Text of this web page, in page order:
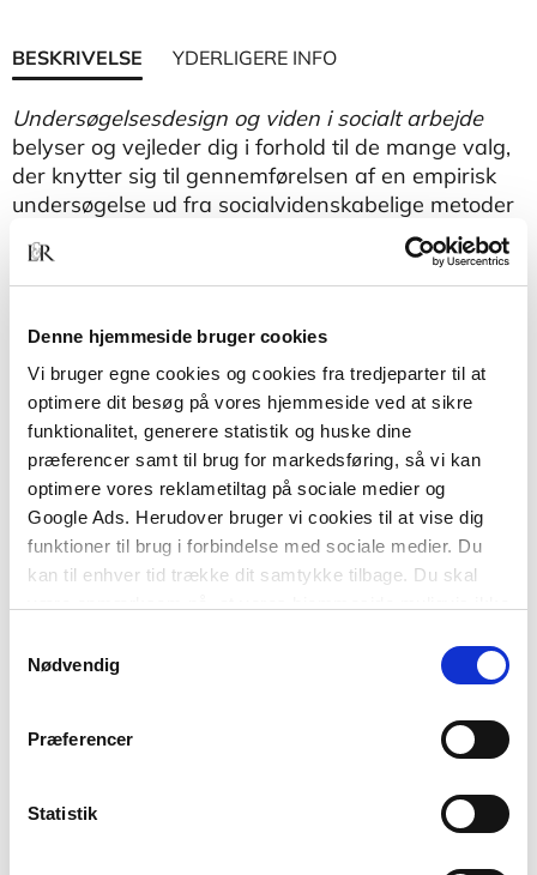
Denne hjemmeside bruger cookies
Vi bruger egne cookies og cookies fra tredjeparter til at
optimere dit besøg på vores hjemmeside ved at sikre
funktionalitet, generere statistik og huske dine
præferencer samt til brug for markedsføring, så vi kan
optimere vores reklametiltag på sociale medier og
Google Ads. Herudover bruger vi cookies til at vise dig
funktioner til brug i forbindelse med sociale medier. Du
kan til enhver tid trække dit samtykke tilbage. Du skal
tilbagetrækker et samtykke.
Nødvendig
Præferencer
Statistik
BESKRIVELSE YDERLIGERE INFO
Undersøgelsesdesign og viden i socialt arbejde
belyser og vejleder dig i forhold til de mange valg,
der knytter sig til gennemførelsen af en empirisk
undersøgelse ud fra socialvidenskabelige metoder
og teori.Udgangspunktet er en bacheloropgave
baseret på en undersøgelse af socialt arbejde,
men bogen kan også guide og vejlede projekter
samfundsvidenskabelige universitetsuddannelser.
Bogen følger fra start til slut alle de trin, der må
tages, før din opgave er afsluttet. Et
forskningsdesign indebærer en række beslutninger
vedrørende bl.a. problemformulering,
videnskabsteori, teorianvendelse, indsamling af
empirisk materiale, analyse af materialet,
besvarelse af opgavens spørgsmål og opgavens
opbygning. Bogens otte kapitler giver støtte og
projektet og opgaveskrivningen:
Kapitel III Videnskabsteori